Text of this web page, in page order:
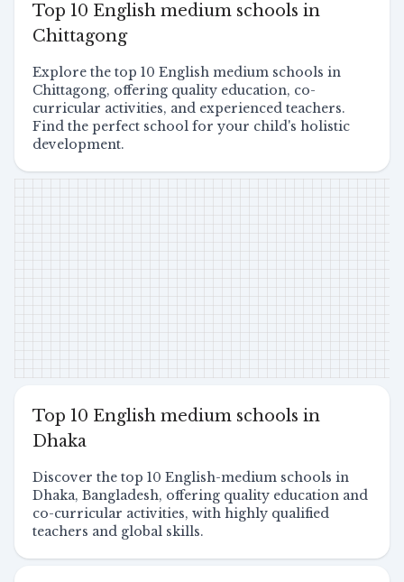
Top 10 English medium schools in
Chittagong
Explore the top 10 English medium schools in
Chittagong, offering quality education, co-
curricular activities, and experienced teachers.
Find the perfect school for your child's holistic
development.
Top 10 English medium schools in
Dhaka
Discover the top 10 English-medium schools in
Dhaka, Bangladesh, offering quality education and
co-curricular activities, with highly qualified
teachers and global skills.